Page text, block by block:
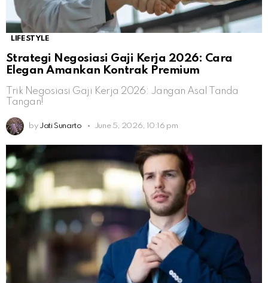
LIFESTYLE
Strategi Negosiasi Gaji Kerja 2026: Cara
Elegan Amankan Kontrak Premium
Trik Negosiasi Gaji Kerja 2026: Jangan Asal Tanda
Tangan!
by Jati Sunarto June 5, 2026, 10:16 pm